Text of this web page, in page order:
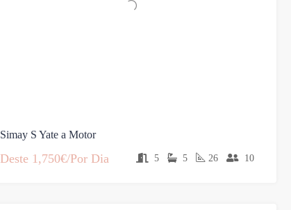
Simay S Yate a Motor
Deste 1,750€/Por Dia 5 5 26 10